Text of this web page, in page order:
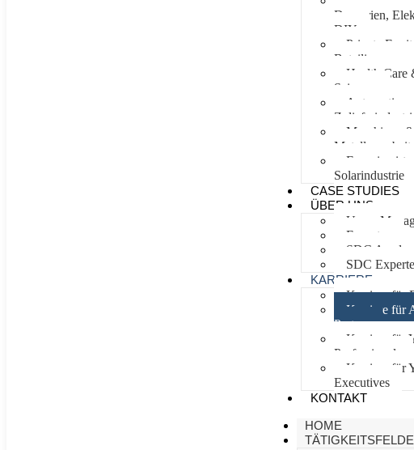
Drogerien,
DIY
Private Equity
Health Care
Sciences
Automotive
Zulieferindustrie
Maschinen
Solarindustrie
CASE STUDIES
ÜBER UNS
Unser
Experten
SDC
SDC
KARRIERE
Karriere für
Karriere für
Partner
Karriere für
Professionals
Karriere für
Executives
KONTAKT
HOME